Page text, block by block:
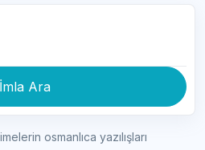
İmla Ara
osmanlıca yazılışları